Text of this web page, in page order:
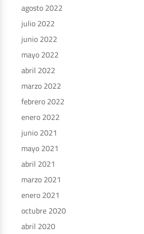
agosto 2022
julio 2022
junio 2022
mayo 2022
abril 2022
marzo 2022
febrero 2022
enero 2022
junio 2021
mayo 2021
abril 2021
marzo 2021
enero 2021
octubre 2020
abril 2020